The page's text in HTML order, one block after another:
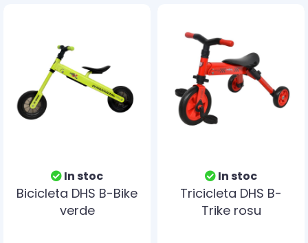
In stoc
Bicicleta DHS B-Bike
verde
In stoc
Tricicleta DHS B-
Trike rosu